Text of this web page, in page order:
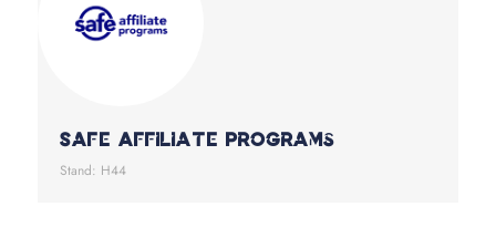
Safe Affiliate Programs
Stand: H44